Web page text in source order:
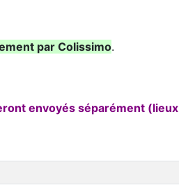
par Colissimo.
envoyés séparément (lieux